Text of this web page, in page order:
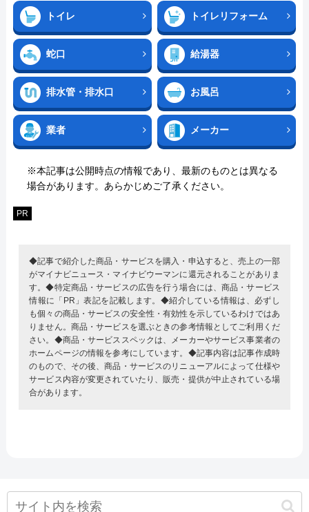
トイレ トイレリフォーム
蛇口 給湯器
排水管・排水口 お風呂
業者 メーカー
※本記事は公開時点の情報であり、最新のものとは異なる
場合があります。あらかじめご了承ください。
PR
◆記事で紹介した商品・サービスを購入・申込すると、売上の一部
がマイナビニュース・マイナビウーマンに還元されることがありま
す。◆特定商品・サービスの広告を行う場合には、商品・サービス
情報に「PR」表記を記載します。◆紹介している情報は、必ずし
も個々の商品・サービスの安全性・有効性を示しているわけではあ
りません。商品・サービスを選ぶときの参考情報としてご利用くだ
さい。◆商品・サービススペックは、メーカーやサービス事業者の
ホームページの情報を参考にしています。◆記事内容は記事作成時
のもので、その後、商品・サービスのリニューアルによって仕様や
サービス内容が変更されていたり、販売・提供が中止されている場
合があります。